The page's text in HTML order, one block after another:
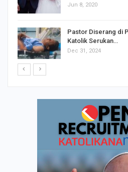
Jun 8, 2020
Pastor Diserang di
Katolik Serukan…
Dec 31, 2024